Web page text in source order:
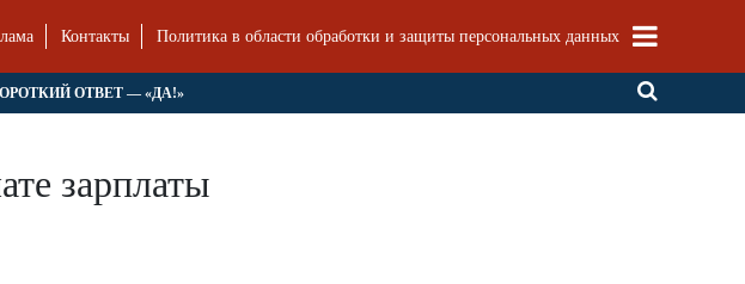
Контакты Политика в области обработки и защиты персональных данных
ОТВЕТ — «ДА!»
зарплаты